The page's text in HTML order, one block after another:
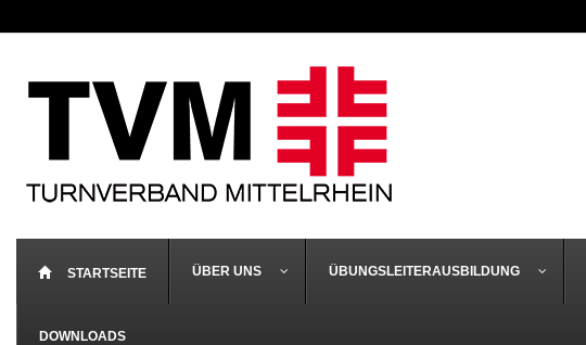
STARTSEITE ÜBER UNS ÜBUNGSLEITERAUSBILDUNG
DOWNLOADS